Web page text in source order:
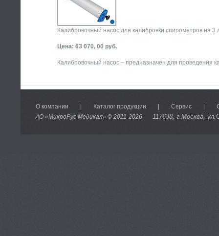
Калибровочный насос для калибровки спирометров на 3
Цена: 63 070, 00 руб.
Калибровочный насос – предназначен для проведения
О компании Каталог продукции Сервис
АО «МикроРус Медикал» © 2011-2026 117638, г.Москва,